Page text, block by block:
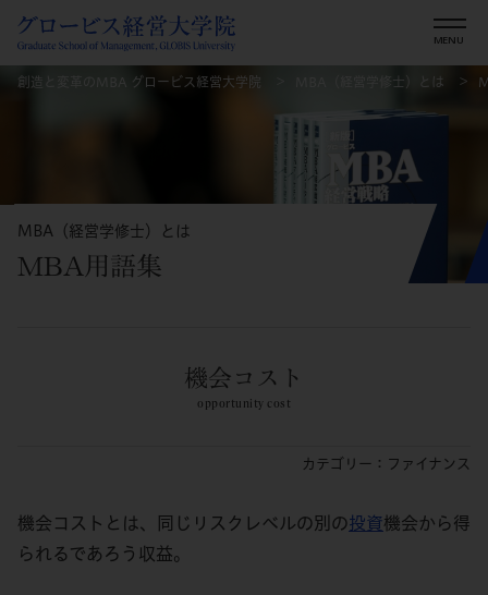
創造と変革のMBA グロービス経営大学院 MBA（経営学修士）とは
MBA（経営学修士）とは
MBA用語集
カテゴリー：ファイナンス
機会コスト
opportunity cost
機会コストとは、同じリスクレベルの別の投資機会から得
られるであろう収益。